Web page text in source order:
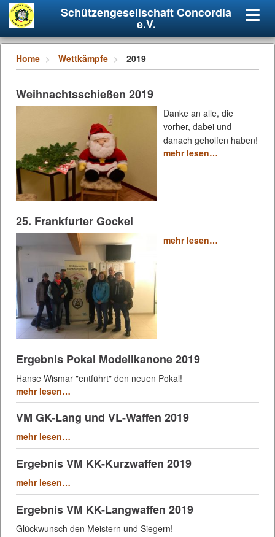
Schützengesellschaft Concordia
e.V.
Home Wettkämpfe 2019
Weihnachtsschießen 2019
Danke an alle, die
vorher, dabei und
danach geholfen haben!
mehr lesen…
25. Frankfurter Gockel
mehr lesen…
Ergebnis Pokal Modellkanone 2019
Hanse Wismar "entführt" den neuen Pokal!
mehr lesen…
VM GK-Lang und VL-Waffen 2019
mehr lesen…
Ergebnis VM KK-Kurzwaffen 2019
mehr lesen…
Ergebnis VM KK-Langwaffen 2019
Glückwunsch den Meistern und Siegern!